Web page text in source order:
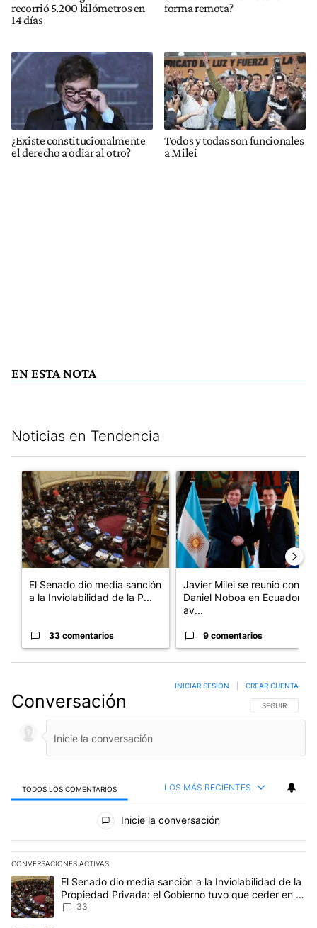
recorrió 5.200 kilómetros en
14 días
forma remota?
¿Existe constitucionalmente
el derecho a odiar al otro?
Todos y todas son funcionales
a Milei
EN ESTA NOTA
Noticias en Tendencia
Un artículo de tendencia con el título "El Senado dio media
El Senado dio media sanción
a la Inviolabilidad de la P...
33 comentarios
Un artículo de tendencia con
Javier Milei se reunió con
Daniel Noboa en Ecuador y
av...
9 comentarios
Conversación SIGA ESTA
SEGUIR
INICIAR SESIÓN CREAR CUENTA
TODOS LOS COMENTARIOS LOS MÁS RECIENTES
Todos los comentarios
Inicie la conversación
CONVERSACIONES ACTIVAS
Este listado muestra los artículos con más comentarios en los
Un artículo de tendencia con el título "El Senado dio media
El Senado dio media sanción a la Inviolabilidad de la
Propiedad Privada: el Gobierno tuvo que ceder en la
Ley del Manejo del Fuego
33